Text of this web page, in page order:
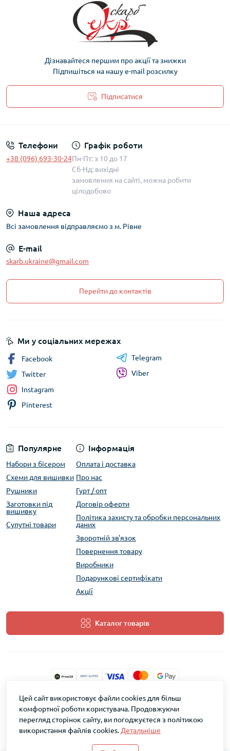
Дізнавайтеся першим про акції та знижки
Підпишіться на нашу e-mail розсилку
Підписатися
Телефони
+38 (096) 693-30-24
Графік роботи
Пн-Пт: з 10 до 17
Сб-Нд: вихідні
замовлення на сайті, можна робити
цілодобово
Наша адреса
Всі замовлення відправляємо з м. Рівне
E-mail
skarb.ukraine@gmail.com
Перейти до контактів
Популярне
Набори з бісером
Схеми для вишивки
Рушники
Заготовки під
вишивку
Супутні товари
Інформація
Оплата і доставка
Про нас
Гурт / опт
Договір оферти
Політика захисту та обробки персональних
даних
Зворотній зв'язок
Повернення товару
Виробники
Подарункові сертифікати
Акції
Каталог товарів
Ми у соціальних мережах
Facebook
Twitter
Instagram
Pinterest
Telegram
Viber
ТМ Скарб © 2026
Цей сайт використовує файли cookies для більш
комфортної роботи користувача. Продовжуючи
перегляд сторінок сайту, ви погоджуєтеся з політикою
використання файлів cookies. Детальніше